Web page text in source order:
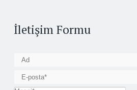
İletişim Formu